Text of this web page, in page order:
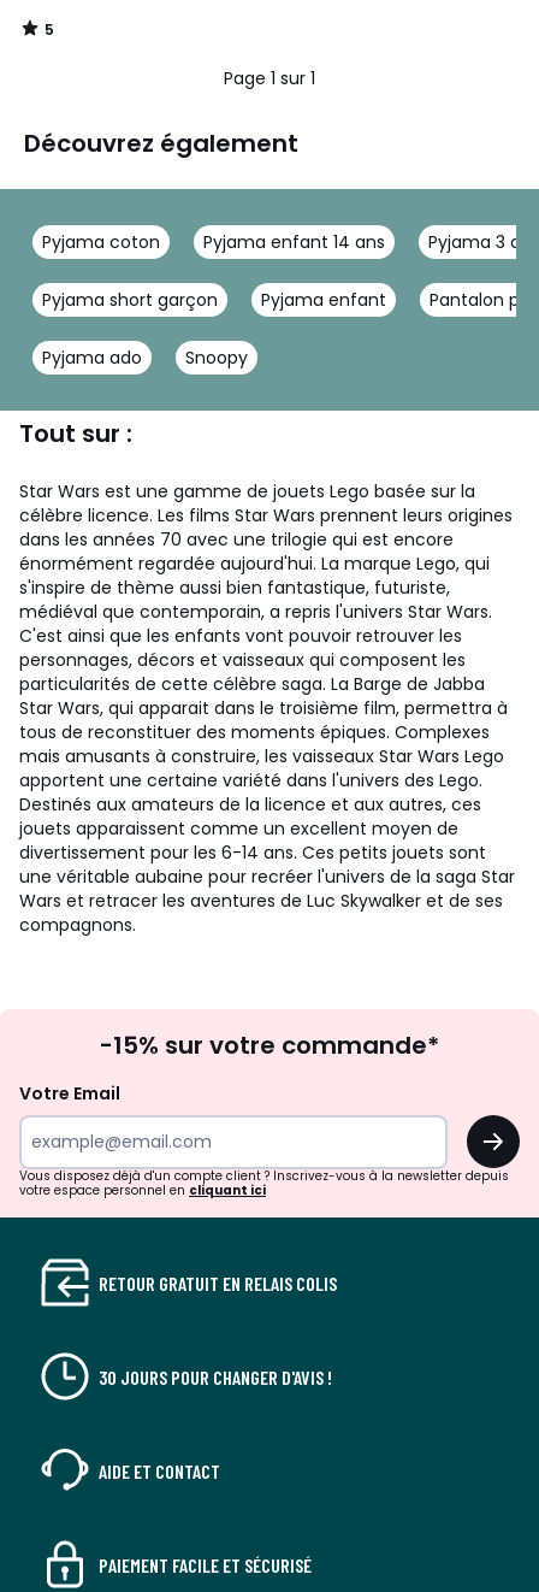
de
CHF
réduction
appliquée.
5
/
Page 1 sur 1
Découvrez également
Pyjama coton Pyjama enfant 14 ans Pyjama 3 ans
Pyjama short garçon Pyjama enfant Pantalon
Pyjama ado Snoopy
Tout sur :
Star Wars est une gamme de jouets Lego basée sur la
célèbre licence. Les films Star Wars prennent leurs origines
dans les années 70 avec une trilogie qui est encore
énormément regardée aujourd'hui. La marque Lego, qui
s'inspire de thème aussi bien fantastique, futuriste,
médiéval que contemporain, a repris l'univers Star Wars.
C'est ainsi que les enfants vont pouvoir retrouver les
personnages, décors et vaisseaux qui composent les
particularités de cette célèbre saga. La Barge de Jabba
Star Wars, qui apparait dans le troisième film, permettra à
tous de reconstituer des moments épiques. Complexes
mais amusants à construire, les vaisseaux Star Wars Lego
apportent une certaine variété dans l'univers des Lego.
Destinés aux amateurs de la licence et aux autres, ces
jouets apparaissent comme un excellent moyen de
divertissement pour les 6-14 ans. Ces petits jouets sont
une véritable aubaine pour recréer l'univers de la saga Star
Wars et retracer les aventures de Luc Skywalker et de ses
compagnons.
à
newsletter
-15% sur votre commande*
Votre Email
OK
Vous disposez déjà d'un compte client ? Inscrivez-vous à la newsletter depuis
votre espace personnel en cliquant ici
RETOUR GRATUIT EN RELAIS COLIS
30 JOURS POUR CHANGER D'AVIS !
AIDE ET CONTACT
PAIEMENT FACILE ET SÉCURISÉ